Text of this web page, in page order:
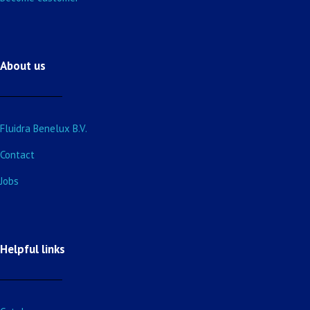
About us
Fluidra Benelux B.V.
Contact
Jobs
Helpful links